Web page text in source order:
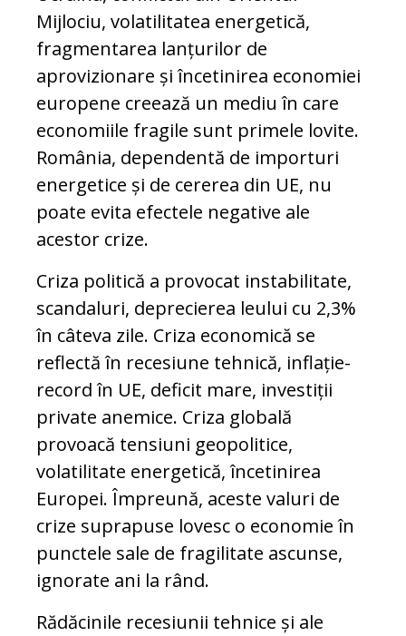
Mijlociu, volatilitatea energetică,
fragmentarea lanțurilor de
aprovizionare și încetinirea economiei
europene creează un mediu în care
economiile fragile sunt primele lovite.
România, dependentă de importuri
energetice și de cererea din UE, nu
poate evita efectele negative ale
acestor crize.
Criza politică a provocat instabilitate,
scandaluri, deprecierea leului cu 2,3%
în câteva zile. Criza economică se
reflectă în recesiune tehnică, inflație-
record în UE, deficit mare, investiții
private anemice. Criza globală
provoacă tensiuni geopolitice,
volatilitate energetică, încetinirea
Europei. Împreună, aceste valuri de
crize suprapuse lovesc o economie în
punctele sale de fragilitate ascunse,
ignorate ani la rând.
Rădăcinile recesiunii tehnice și ale